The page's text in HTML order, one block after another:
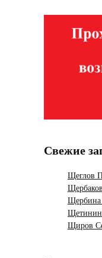
Свежие
Щеглов
Щербина
Щетинин
Щиров